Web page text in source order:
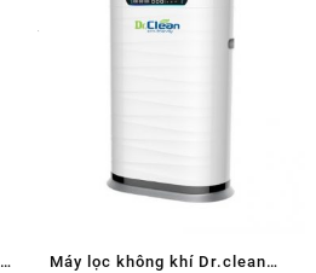
Máy lọc không khí Dr.clean